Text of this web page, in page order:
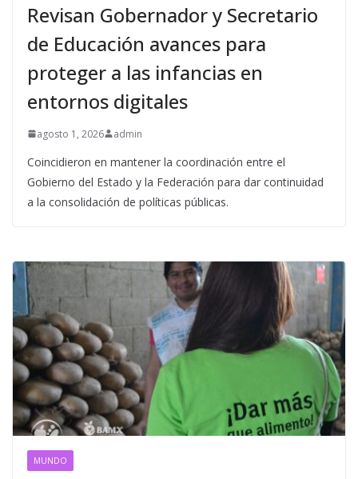
Revisan Gobernador y Secretario
de Educación avances para
proteger a las infancias en
entornos digitales
agosto 1, 2026 admin
Coincidieron en mantener la coordinación entre el
Gobierno del Estado y la Federación para dar continuidad
a la consolidación de políticas públicas.
MUNDO